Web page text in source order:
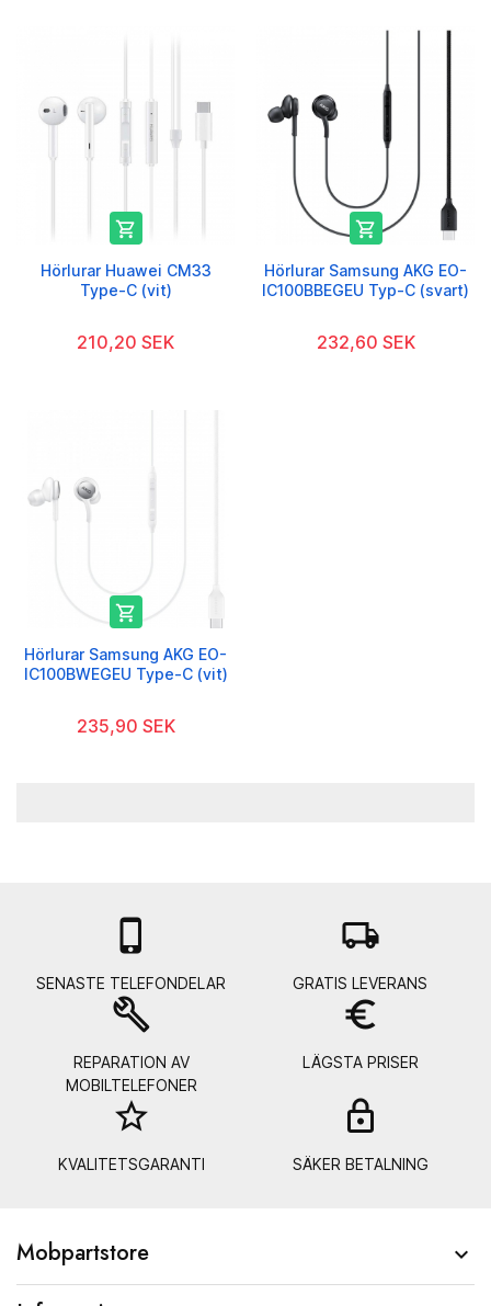

Hörlurar Huawei CM33
Type-C (vit)
210,20 SEK

Hörlurar Samsung AKG EO-
IC100BBEGEU Typ-C (svart)
232,60 SEK

Hörlurar Samsung AKG EO-
IC100BWEGEU Type-C (vit)
235,90 SEK

SENASTE TELEFONDELAR
local_shipping
GRATIS LEVERANS
build
REPARATION AV
MOBILTELEFONER
euro_symbol
LÄGSTA PRISER
star_border
KVALITETSGARANTI SÄKER BETALNING
Mobpartstore 